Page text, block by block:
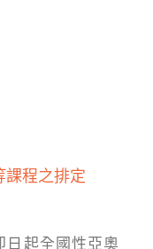
課程之排定
日起全國性亞奧